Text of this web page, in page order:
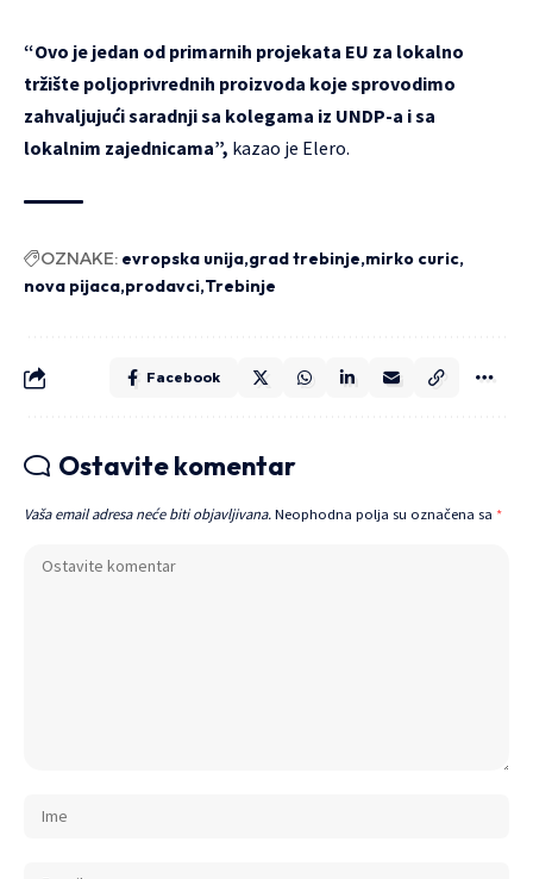
“Ovo je jedan od primarnih projekata EU za lokalno
tržište poljoprivrednih proizvoda koje sprovodimo
zahvaljujući saradnji sa kolegama iz UNDP-a i sa
lokalnim zajednicama”, kazao je Elero.
OZNAKE: evropska unija grad trebinje mirko curic
nova pijaca prodavci Trebinje
Facebook
Ostavite komentar
Vaša email adresa neće biti objavljivana. Neophodna polja su označena sa *